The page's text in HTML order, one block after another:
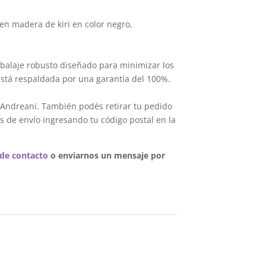
madera de kiri en color negro,
robusto diseñado para minimizar los
respaldada por una garantía del 100%.
También podés retirar tu pedido
de envío ingresando tu código postal en la
contacto o enviarnos un mensaje por